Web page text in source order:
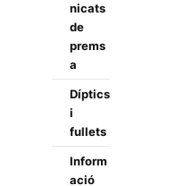
nicats
de
prems
a
Díptics
i
fullets
Inform
ació